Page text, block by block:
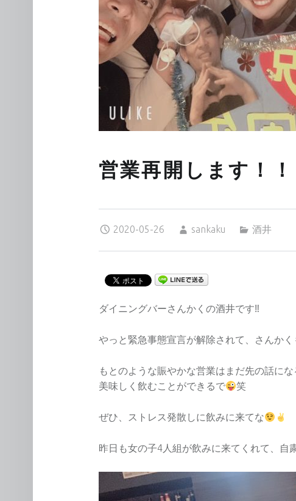
営業再開します！！
2020-05-26
sankaku
酒井
ダイニングバーさんかくの酒井です‼︎
やっと緊急事態宣言が解除されて、さんか
もとのような賑やかな営業はまだ先の話に
美味しく飲むことができるで
笑
ぜひ、ストレス発散しに飲みに来てな
昨日も女の子4人組が飲みに来てくれて、自